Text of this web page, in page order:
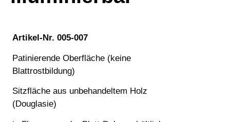
Artikel-Nr. 005-007
Patinierende Oberfläche (keine
Blattrostbildung)
Sitzfläche aus unbehandeltem Holz
(Douglasie)